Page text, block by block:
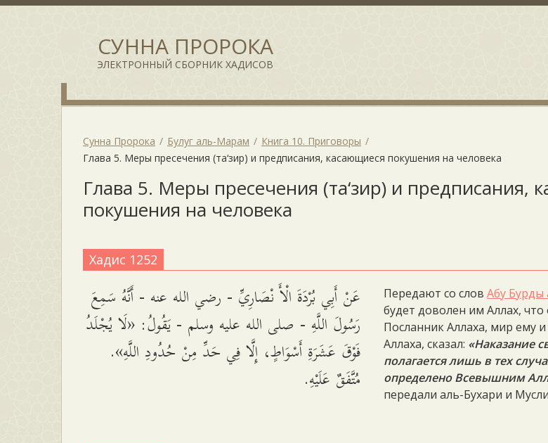
СУННА ПРОРОКА
ЭЛЕКТРОННЫЙ СБОРНИК ХАДИСОВ
Сунна Пророка Булуг аль-Марам
Книга 10. Приговоры
Глава 5. Меры пресечения (та‘зир) и предписания, касающиеся покушения на человека
Глава 5. Меры пресечения (та‘зир) и предписания,
покушения на человека
Хадис 1252
عَنْ أَبِي بُرْدَةَ الْأَ نْصَارِيِّ - رضي الله عنه - أَنَّهُ سَمِعَ
رَسُولَ اللَّهِ - صلى الله عليه وسلم - يَقُولُ: «لَا يُجْلَدُ
فَوْقَ عَشَرَةِ أَسْوَاطٍ، إِلَّا فِي حَدِّ مِنْ حُدُودِ اللَّهِ».
مُتَّفَقٌ عَلَيْهِ.
Передают со словАбу Бурды
будет доволен им Аллах,
Посланник Аллаха, мир ему и
Аллаха, сказал: «Наказание
полагается лишь в тех
определено Всевышним
передали аль-Бухари и